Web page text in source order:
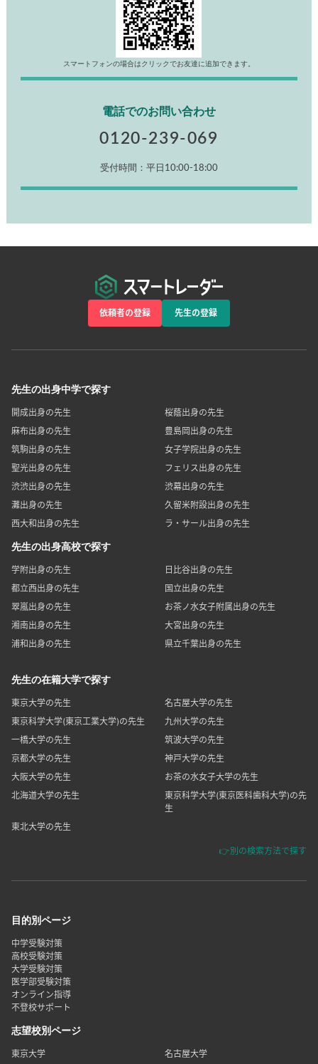
スマートフォンの場合はクリックでお友達に追加できます。
電話でのお問い合わせ
0120-239-069
受付時間：平日10:00-18:00
依頼者の登録 先生の登録
先生の出身中学で探す
開成出身の先生
桜蔭出身の先生
麻布出身の先生
豊島岡出身の先生
筑駒出身の先生
女子学院出身の先生
聖光出身の先生
フェリス出身の先生
渋渋出身の先生
渋幕出身の先生
灘出身の先生
久留米附設出身の先生
西大和出身の先生
ラ・サール出身の先生
先生の出身高校で探す
学附出身の先生
日比谷出身の先生
都立西出身の先生
国立出身の先生
翠嵐出身の先生
お茶ノ水女子附属出身の先生
湘南出身の先生
大宮出身の先生
浦和出身の先生
県立千葉出身の先生
先生の在籍大学で探す
東京大学の先生
名古屋大学の先生
東京科学大学(東京工業大学)の先生
九州大学の先生
一橋大学の先生
筑波大学の先生
京都大学の先生
神戸大学の先生
大阪大学の先生
お茶の水女子大学の先生
北海道大学の先生
東京科学大学(東京医科歯科大学)の先
生
東北大学の先生
👉別の検索方法で探す
目的別ページ
中学受験対策
高校受験対策
大学受験対策
医学部受験対策
オンライン指導
不登校サポート
志望校別ページ
東京大学
名古屋大学